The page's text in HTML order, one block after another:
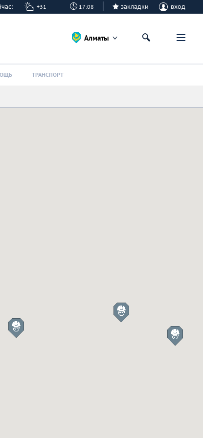
+31 17:08 закладки вход
Алматы
ТРАНСПОРТ